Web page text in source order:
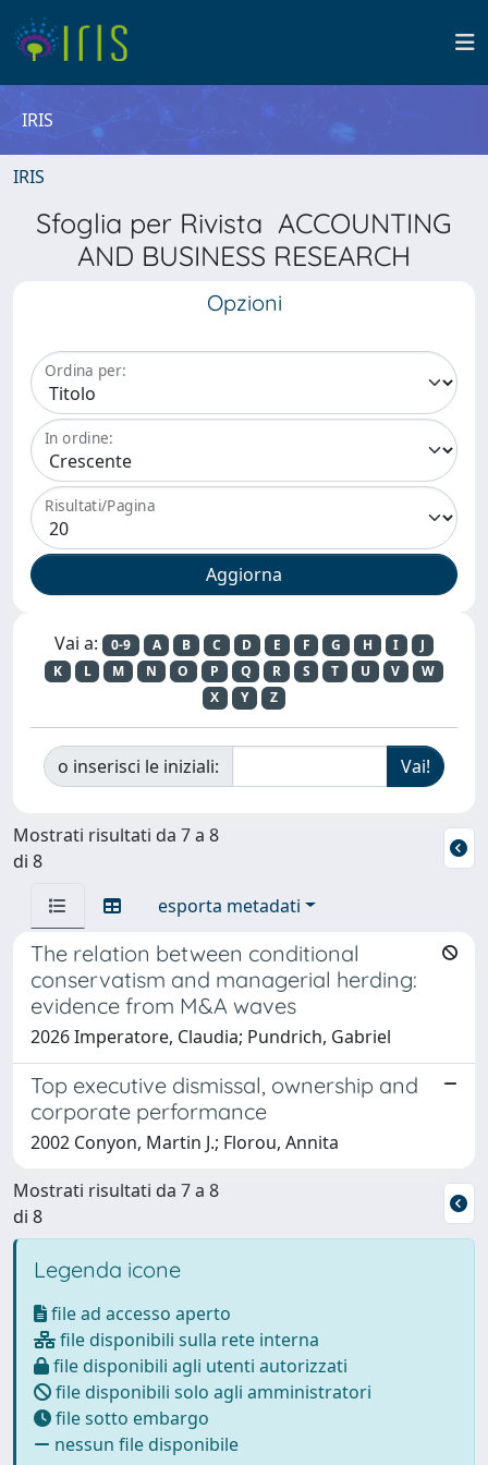
IRIS
IRIS
Sfoglia per Rivista ACCOUNTING
AND BUSINESS RESEARCH
Opzioni
Ordina per:
In ordine:
Risultati/Pagina
Vai a: 0-9 A B C D E F G H I
J
K
L M N O P Q R S T U V
W
X
Y Z
o inserisci le iniziali:
Mostrati risultati da 7 a 8
di 8
esporta metadati
The relation between conditional
conservatism and managerial herding:
evidence from M&A waves
2026 Imperatore, Claudia; Pundrich, Gabriel
Top executive dismissal, ownership and
corporate performance
2002 Conyon, Martin J.; Florou, Annita
Mostrati risultati da 7 a 8
di 8
Legenda icone
file ad accesso aperto
file disponibili sulla rete interna
file disponibili agli utenti autorizzati
file disponibili solo agli amministratori
file sotto embargo
nessun file disponibile